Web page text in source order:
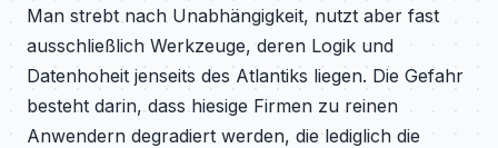
Man strebt nach Unabhängigkeit, nutzt aber fast
ausschließlich Werkzeuge, deren Logik und
Datenhoheit jenseits des Atlantiks liegen. Die Gefahr
besteht darin, dass hiesige Firmen zu reinen
Anwendern degradiert werden, die lediglich die